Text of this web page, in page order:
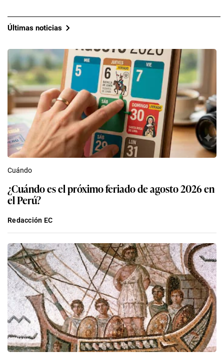
Últimas noticias
Cuándo
¿Cuándo es el próximo feriado de agosto 2026 en
el Perú?
Redacción EC